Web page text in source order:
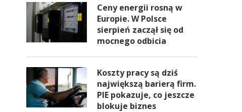
Ceny energii rosną w
Europie. W Polsce
sierpień zaczął się od
mocnego odbicia
Koszty pracy są dziś
największą barierą firm.
PIE pokazuje, co jeszcze
blokuje biznes